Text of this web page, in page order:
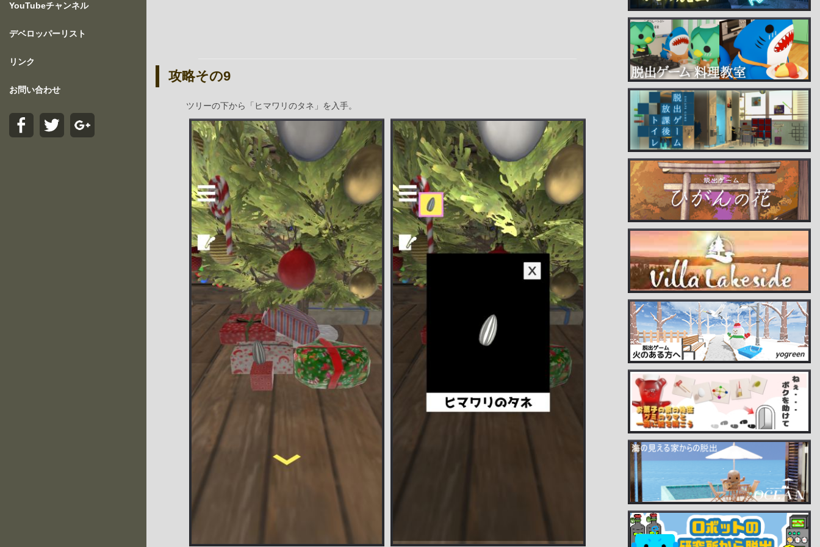
YouTubeチャンネル
デベロッパーリスト
リンク
お問い合わせ
攻略その9
ツリーの下から「ヒマワリのタネ」を入手。